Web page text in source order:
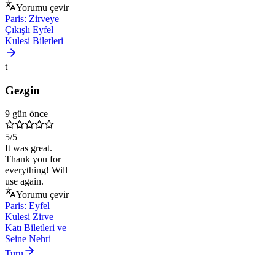
Yorumu çevir
Paris: Zirveye
Çıkışlı Eyfel
Kulesi Biletleri
t
Gezgin
9 gün önce
5/5
It was great.
Thank you for
everything! Will
use again.
Yorumu çevir
Paris: Eyfel
Kulesi Zirve
Katı Biletleri ve
Seine Nehri